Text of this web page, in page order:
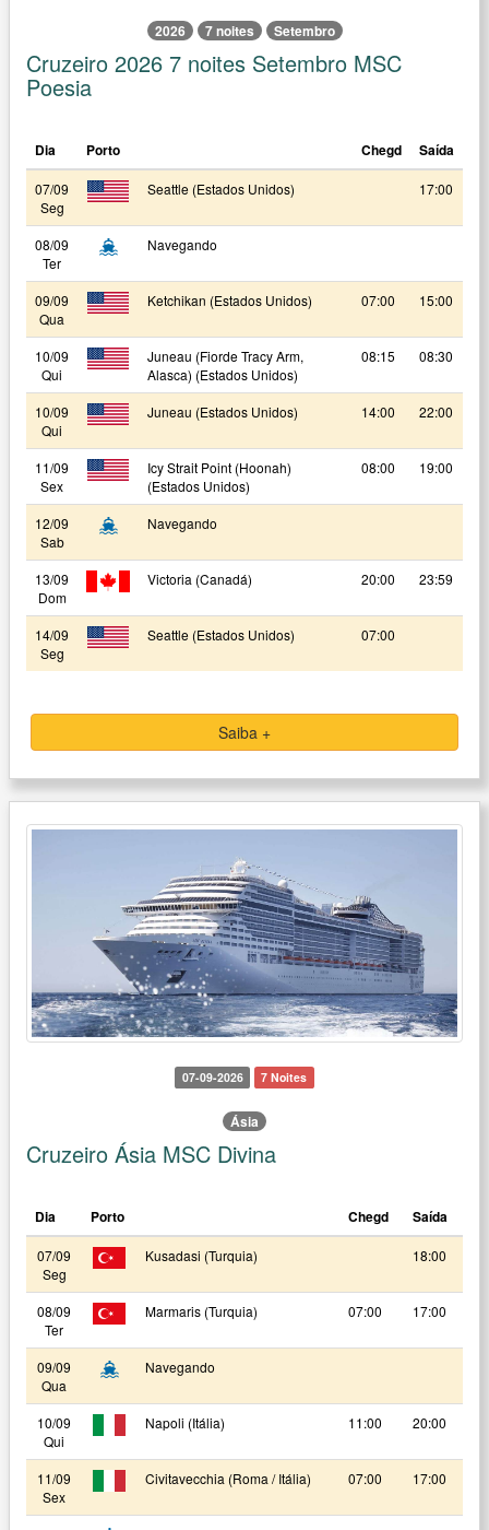
2026 7 noites Setembro
Cruzeiro 2026 7 noites Setembro MSC
Poesia
Dia Porto Chegd Saída
07/09
Seg
Seattle (Estados Unidos) 17:00
08/09
Ter
Navegando
09/09
Qua
Ketchikan (Estados Unidos) 07:00 15:00
10/09
Qui
Juneau (Fiorde Tracy Arm,
Alasca) (Estados Unidos)
08:15 08:30
10/09
Qui
Juneau (Estados Unidos) 14:00 22:00
11/09
Sex
Icy Strait Point (Hoonah)
(Estados Unidos)
08:00 19:00
12/09
Sab
Navegando
13/09
Dom
Victoria (Canadá) 20:00 23:59
14/09
Seg
Seattle (Estados Unidos) 07:00
Saiba +
07-09-2026 7 Noites
Ásia
Cruzeiro Ásia MSC Divina
Dia Porto Chegd Saída
07/09
Seg
Kusadasi (Turquia) 18:00
08/09
Ter
Marmaris (Turquia) 07:00 17:00
09/09
Qua
Navegando
10/09
Qui
Napoli (Itália) 11:00 20:00
11/09
Sex
Civitavecchia (Roma / Itália) 07:00 17:00